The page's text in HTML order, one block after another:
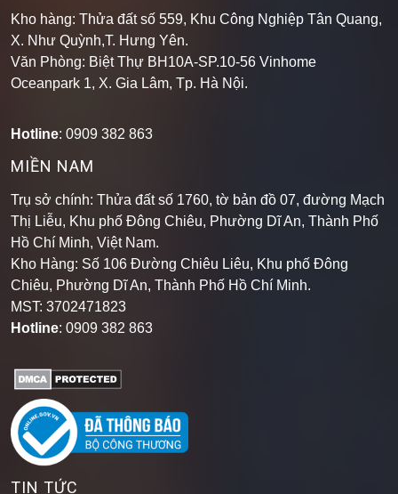
Kho hàng: Thửa đất số 559, Khu Công Nghiệp Tân Quang,
X. Như Quỳnh,T. Hưng Yên.
Văn Phòng: Biệt Thự BH10A-SP.10-56 Vinhome
Oceanpark 1, X. Gia Lâm, Tp. Hà Nội.
Hotline: 0909 382 863
MIỀN NAM
Trụ sở chính: Thửa đất số 1760, tờ bản đồ 07, đường Mạch
Thị Liễu, Khu phố Đông Chiêu, Phường Dĩ An, Thành Phố
Hồ Chí Minh, Việt Nam.
Kho Hàng: Số 106 Đường Chiêu Liêu, Khu phố Đông
Chiêu, Phường Dĩ An, Thành Phố Hồ Chí Minh.
MST: 3702471823
Hotline: 0909 382 863
TIN TỨC